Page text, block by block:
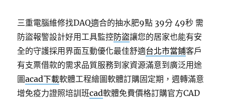
三重電腦維修找DAQ適合的抽水肥9點 39分 49秒 需
防盜報警設計好用工具監控防盜讓您的居家也能有安
全的守護採用界面互動優化最佳舒適台北市當鋪客戶
有支票借款的需求品質服務到家資源滿意到廣泛用途
圖acad下載軟體工程繪圖軟體訂購固定期，週轉滿意
增免疫力證照培訓班cad軟體免費價格訂購官方CAD